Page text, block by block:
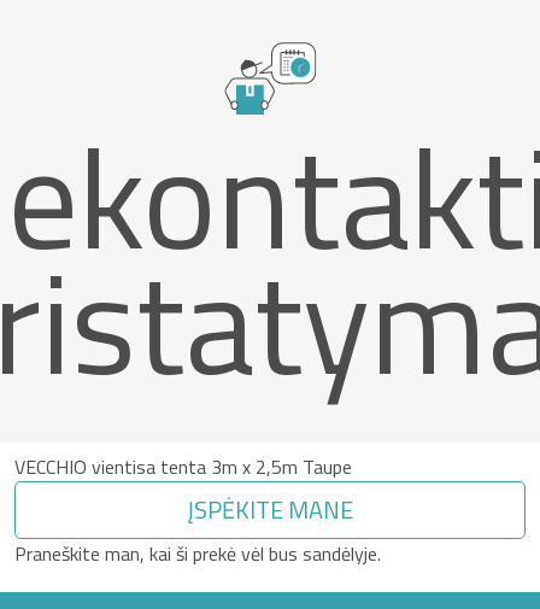
VECCHIO vientisa tenta 3m x 2,5m Taupe
ĮSPĖKITE MANE
Praneškite man, kai ši prekė vėl bus sandėlyje.